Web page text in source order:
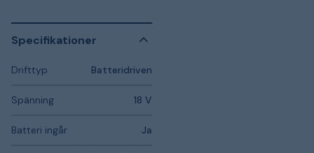
Specifikationer
Drifttyp Batteridriven
Spänning 18 V
Batteri ingår Ja